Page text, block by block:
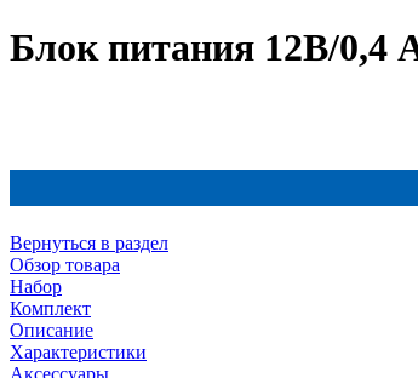
Блок питания 12В/0,4
Вернуться в раздел
Обзор товара
Набор
Комплект
Описание
Характеристики
Аксессуары